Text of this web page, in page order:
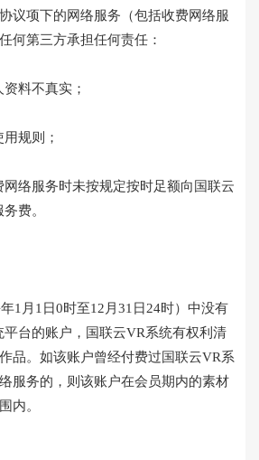
议项下的网络服务（包括收费网络服
何第三方承担任何责任：
料不真实；
规则；
络服务时未按规定按时足额向国联云
费。
1月1日0时至12月31日24时）中没有
台的账户，国联云VR系统有权利清
品。如该账户曾经付费过国联云VR系
服务的，则该账户在会员期内的素材
内。